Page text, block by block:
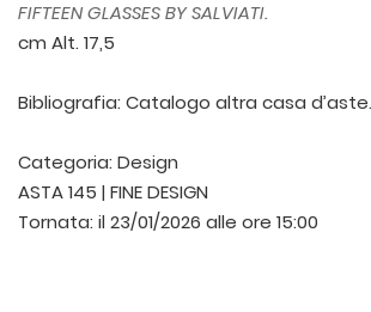
FIFTEEN GLASSES BY SALVIATI.
cm Alt. 17,5
Bibliografia: Catalogo altra casa d’aste.
Categoria: Design
ASTA 145 | FINE DESIGN
Tornata: il 23/01/2026 alle ore 15:00